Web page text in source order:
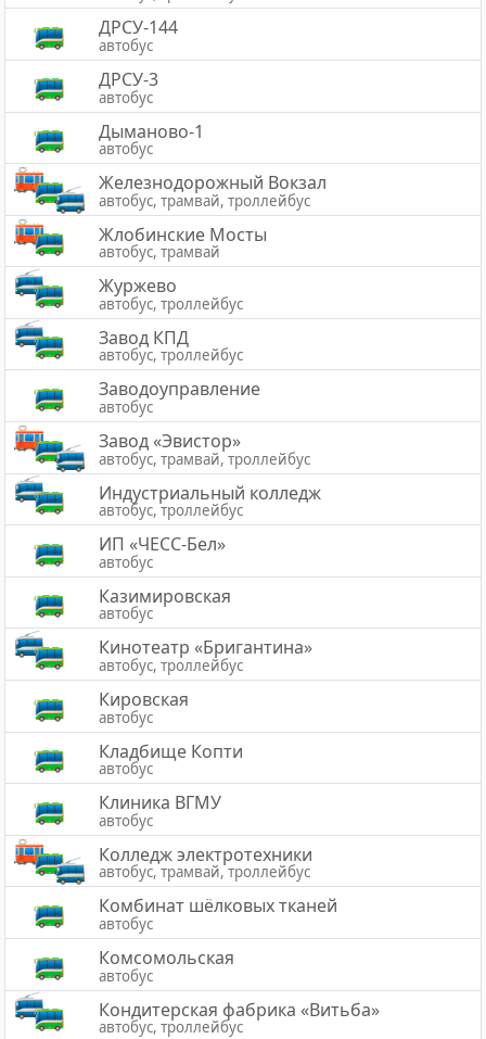
ДРСУ-144
автобус
ДРСУ-3
автобус
Дыманово-1
автобус
Железнодорожный Вокзал
автобус, трамвай, троллейбус
Жлобинские Мосты
автобус, трамвай
Журжево
автобус, троллейбус
Завод КПД
автобус, троллейбус
Заводоуправление
автобус
Завод «Эвистор»
автобус, трамвай, троллейбус
Индустриальный колледж
автобус, троллейбус
ИП «ЧЕСС-Бел»
автобус
Казимировская
автобус
Кинотеатр «Бригантина»
автобус, троллейбус
Кировская
автобус
Кладбище Копти
автобус
Клиника ВГМУ
автобус
Колледж электротехники
автобус, трамвай, троллейбус
Комбинат шёлковых тканей
автобус
Комсомольская
автобус
Кондитерская фабрика «Витьба»
автобус, троллейбус